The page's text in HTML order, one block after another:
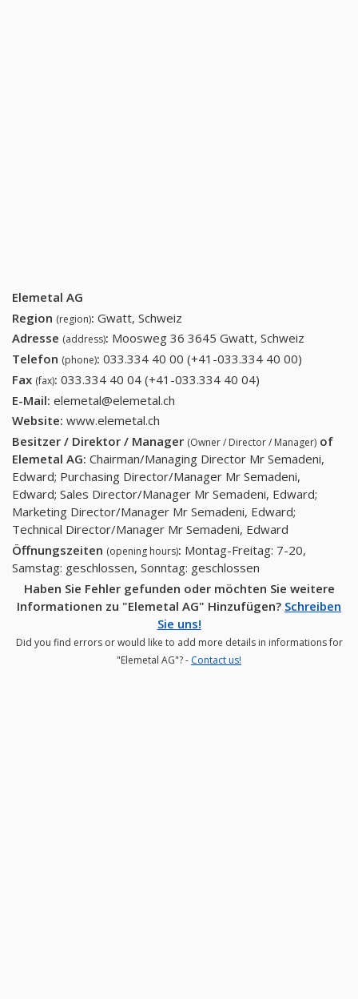
Elemetal AG
Region (region): Gwatt, Schweiz
Adresse (address): Moosweg 36 3645 Gwatt, Schweiz
Telefon (phone): 033.334 40 00 (+41-033.334 40 00)
Fax (fax): 033.334 40 04 (+41-033.334 40 04)
E-Mail: elemetal@elemetal.ch
Website: www.elemetal.ch
Besitzer / Direktor / Manager (Owner / Director / Manager) of
Elemetal AG: Chairman/Managing Director Mr Semadeni,
Edward; Purchasing Director/Manager Mr Semadeni,
Edward; Sales Director/Manager Mr Semadeni, Edward;
Marketing Director/Manager Mr Semadeni, Edward;
Technical Director/Manager Mr Semadeni, Edward
Öffnungszeiten (opening hours): Montag-Freitag: 7-20,
Samstag: geschlossen, Sonntag: geschlossen
Haben Sie Fehler gefunden oder möchten Sie weitere
Informationen zu "Elemetal AG" Hinzufügen? Schreiben
Sie uns!
Did you find errors or would like to add more details in informations for
"Elemetal AG"? - Contact us!